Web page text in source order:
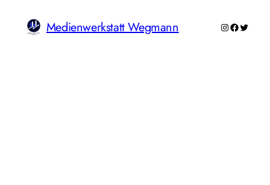
Medienwerkstatt Wegmann Instagram